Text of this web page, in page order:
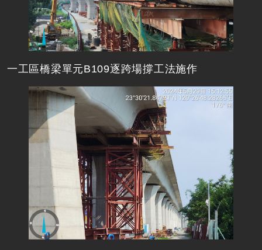
一工區橋梁單元B109逐跨場撐工法施作